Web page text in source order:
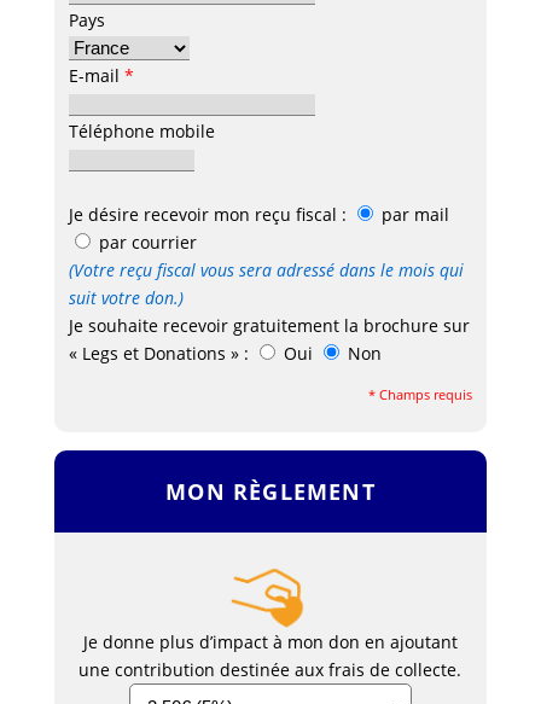
Pays
E-mail *
Téléphone mobile
Je désire recevoir mon reçu fiscal :
par mail
par courrier
(Votre reçu fiscal vous sera adressé dans le mois qui
suit votre don.)
Je souhaite recevoir gratuitement la brochure sur
« Legs et Donations » :
Oui Non
* Champs requis
MON RÈGLEMENT
Je donne plus d’impact à mon don en ajoutant
une contribution destinée aux frais de collecte.